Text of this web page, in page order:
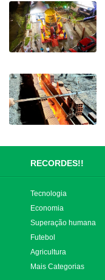
RECORDES!!
Tecnologia
Economia
Superação humana
Futebol
Agricultura
Mais Categorias